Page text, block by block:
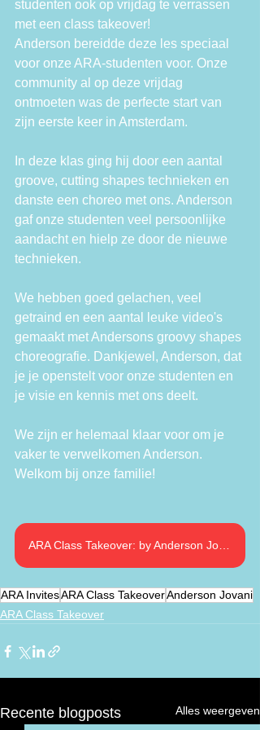
studenten ook op vrijdag te verrassen
met een class takeover!
Anderson bereidde deze les speciaal
voor onze ARA-studenten voor. Onze
community al op deze vrijdag
ontmoeten was de perfecte start van
zijn eerste keer in Amsterdam.
In deze klas ging hij door een aantal
groove, cutting shapes technieken en
danste een choreo met ons. Anderson
gaf onze studenten veel persoonlijke
aandacht en hielp ze door de nieuwe
technieken.
We hebben goed gelachen, veel
getraind en een aantal leuke video's
gemaakt met Andersons groovy shapes
choreografie. Dankjewel, Anderson, dat
je je openstelt voor onze studenten en
je visie en kennis met ons deelt.
We zijn er helemaal klaar voor om je
vaker te verwelkomen Anderson.
Welkom bij onze familie!
ARA InvitesARA Class TakeoverAnderson Jovani
ARA Class Takeover
Recente blogposts Alles weergeven